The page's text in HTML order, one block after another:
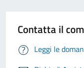
Contatta il
Leggi le